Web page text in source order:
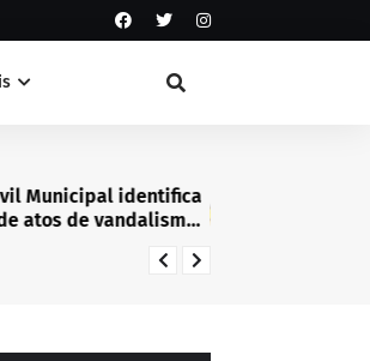
Municipal identifica
atos de vandalismo